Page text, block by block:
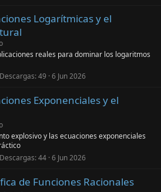
Logarítmicas y el
reales para dominar los logaritmos
Descargas 49 6 Jun 2026
Exponenciales y el
explosivo y las ecuaciones exponenciales
Descargas 44 6 Jun 2026
de Funciones Racionales